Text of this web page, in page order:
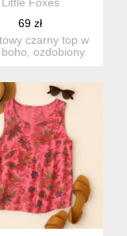
69 zł
czarny top w
ozdobiony